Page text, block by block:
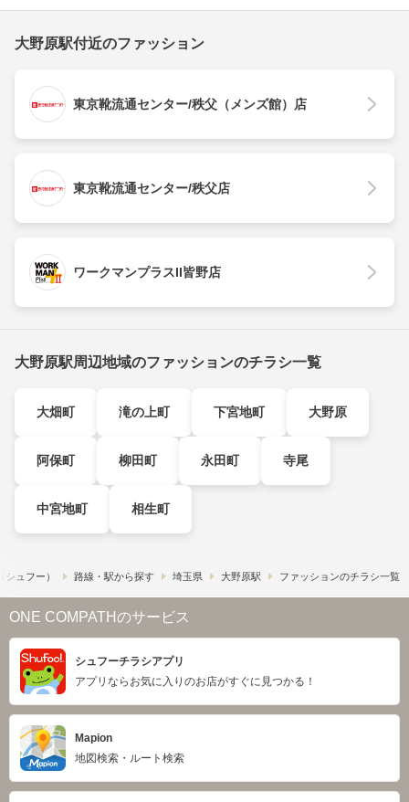
大野原駅付近のファッション
東京靴流通センター/秩父（メンズ館）店
東京靴流通センター/秩父店
ワークマンプラスII皆野店
大野原駅周辺地域のファッションのチラシ一覧
大畑町 滝の上町 下宮地町 大野原
阿保町 柳田町 永田町 寺尾
中宮地町 相生町
ュフー） 路線・駅から探す 埼玉県 大野原駅 ファッションのチラシ一覧
ONE COMPATHのサービス
シュフーチラシアプリ
アプリならお気に入りのお店がすぐに見つかる！
Mapion
地図検索・ルート検索